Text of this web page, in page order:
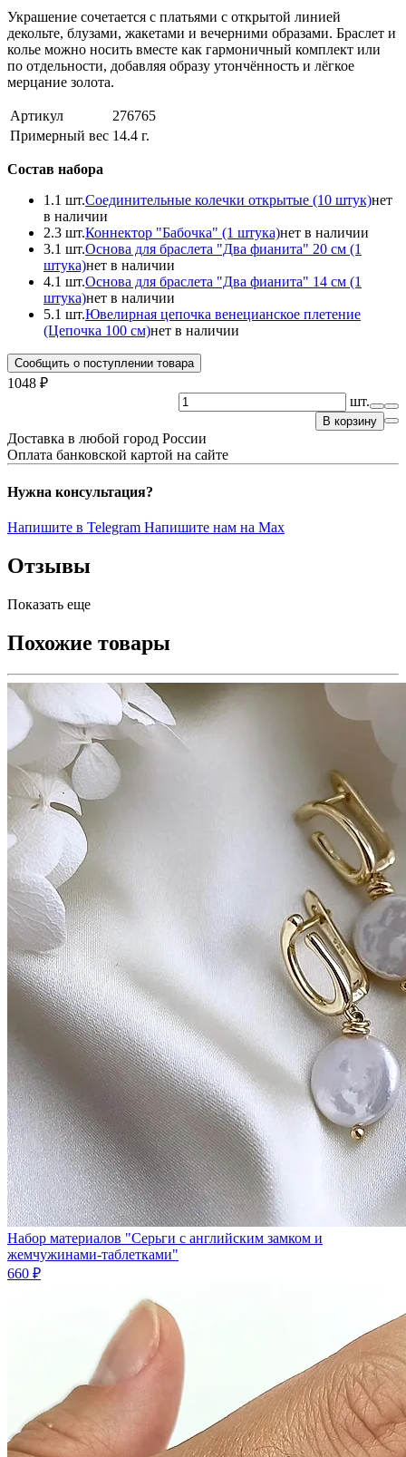
Украшение сочетается с платьями с открытой линией
декольте, блузами, жакетами и вечерними образами. Браслет и
колье можно носить вместе как гармоничный комплект или
по отдельности, добавляя образу утончённость и лёгкое
мерцание золота.
Артикул
276765
Примерный вес 14.4 г.
Состав набора
1.1 шт.Соединительные колечки открытые (10 штук)нет
в наличии
2.3 шт.Коннектор "Бабочка" (1 штука)нет в наличии
3.1 шт.Основа для браслета "Два фианита" 20 см (1
штука)нет в наличии
4.1 шт.Основа для браслета "Два фианита" 14 см (1
штука)нет в наличии
5.1 шт.Ювелирная цепочка венецианское плетение
(Цепочка 100 см)нет в наличии
Сообщить о поступлении товара
1048 ₽
шт.
В корзину
Доставка в любой город России
Оплата банковской картой на сайте
Нужна консультация?
Напишите в Telegram Напишите нам на Max
Отзывы
Показать еще
Похожие товары
Набор материалов "Серьги с английским замком и
жемчужинами-таблетками"
660 ₽